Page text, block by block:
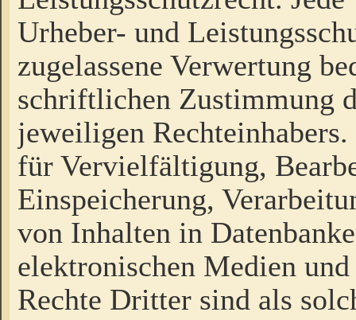
Urheber- und
zugelassene Verwertung
schriftlichen Zustimmung
jeweiligen
für Vervielfältigung,
Einspeicherung,
von Inhalten in
elektronischen Medien
Rechte Dritter sind als